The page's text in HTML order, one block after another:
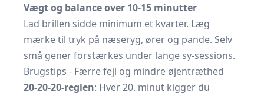
Vægt og balance over 10-15 minutter
Lad brillen sidde minimum et kvarter. Læg
mærke til tryk på næseryg, ører og pande. Selv
små gener forstærkes under lange sy-sessions.
Brugstips - Færre fejl og mindre øjentræthed
20-20-20-reglen: Hver 20. minut kigger du